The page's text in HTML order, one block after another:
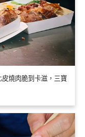
燒肉脆到卡滋，三寶